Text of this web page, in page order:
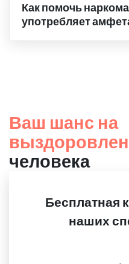
Как помочь
употребляет
Ваш шанс на
человека
Бесплатная
наших